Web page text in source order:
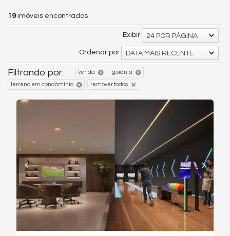
19imóveis encontrados
Exibir 24 POR PÁGINA
Ordenar por DATA MAIS RECENTE
Filtrando por: venda goiânia
terreno em condomínio remover todos